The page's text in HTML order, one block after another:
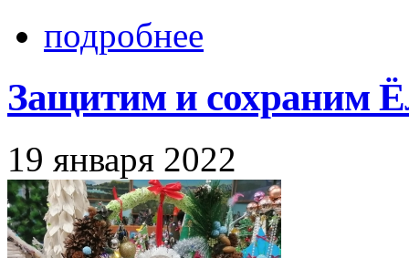
подробнее
Защитим и сохраним
19 января 2022